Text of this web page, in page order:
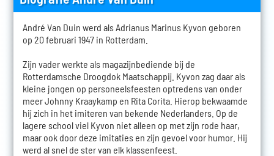
André Van Duin werd als Adrianus Marinus Kyvon geboren
op 20 februari 1947 in Rotterdam.
Zijn vader werkte als magazijnbediende bij de
Rotterdamsche Droogdok Maatschappij. Kyvon zag daar als
kleine jongen op personeelsfeesten optredens van onder
meer Johnny Kraaykamp en Rita Corita. Hierop bekwaamde
hij zich in het imiteren van bekende Nederlanders. Op de
lagere school viel Kyvon niet alleen op met zijn rode haar,
maar ook door deze imitaties en zijn gevoel voor humor. Hij
werd al snel de ster van elk klassenfeest.